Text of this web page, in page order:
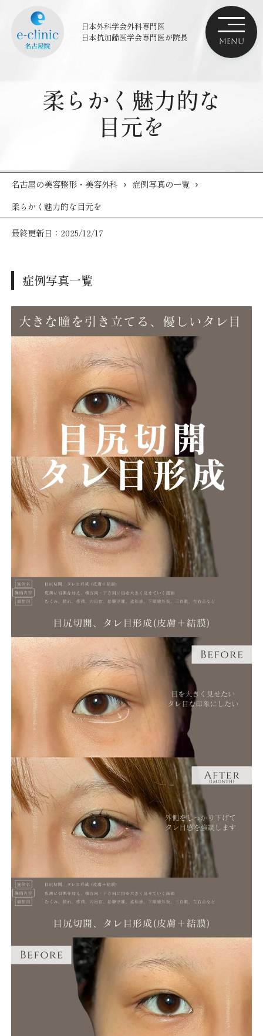
日本外科学会外科専門医
日本抗加齢医学会専門医が院長
柔らかく魅力的な
目元を
名古屋の美容整形・美容外科
症例写真の一覧
柔らかく魅力的な目元を
最終更新日：2025/12/17
症例写真一覧